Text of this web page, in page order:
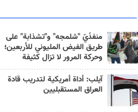
منفذَيّ "شلمجه" و"تشذابة" على
طريق الفيض المليوني للأربعين؛
وحركة المرور لا تزال كثيفة
آيلب: أداة أمريكية لتدريب قادة
العراق المستقبليين